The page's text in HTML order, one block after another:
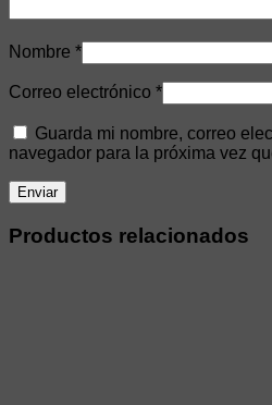
Nombre *
Correo electrónico *
Guarda mi nombre, correo
navegador para la próxima vez
Productos relacionados